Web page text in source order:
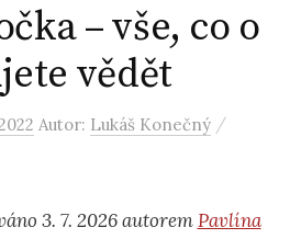
– vše, co o
vědět
Autor: Lukáš Konečný /
3. 7. 2026 autoremPavlína